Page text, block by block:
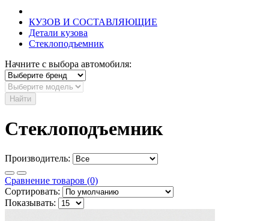
КУЗОВ И СОСТАВЛЯЮЩИЕ
Детали кузова
Стеклоподъемник
Начните с выбора автомобиля:
Найти
Стеклоподъемник
Производитель:
Сравнение товаров (0)
Сортировать:
Показывать: